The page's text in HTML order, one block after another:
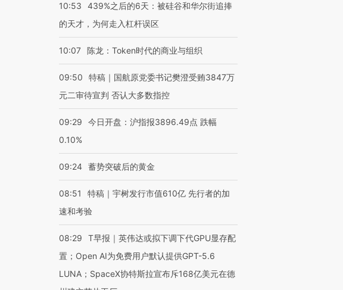
10:53
439%之后的6天：被硅谷和华尔街追捧
的天才，为何走入杠杆误区
10:07 陈龙：Token时代的商业与组织
09:50
特稿｜国航原党委书记樊澄受贿3847万
元二审待宣判 否认大多数指控
09:29
今日开盘：沪指报3896.49点 跌幅
0.10%
09:24 蓄势突破后的黄金
08:51
特稿｜宇树发行市值610亿 先行者的加
速和考验
08:29
T早报｜英伟达或拟下调下代GPU显存配
置；Open AI为免费用户默认提供GPT-5.6
LUNA；SpaceX协特斯拉宣布斥168亿美元在德